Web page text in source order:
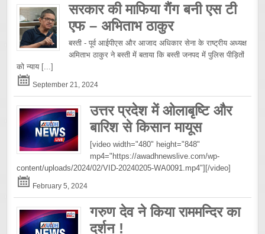
सरकार की माफिया गैंग बनी एस टी
एफ – अभिताभ ठाकुर
बस्ती - पूर्व आईपीएस और आजाद अधिकार सेना के राष्ट्रीय अध्यक्ष
अमिताभ ठाकुर ने बस्ती में बताया कि बस्ती जनपद में पुलिस पीड़ितों
को न्याय [...]
September 21, 2024
उत्तर प्रदेश में ओलाबृष्टि और
बारिश से किसान मायूस
[video width="480" height="848"
mp4="https://awadhnewslive.com/wp-
content/uploads/2024/02/VID-20240205-WA0091.mp4"][/video]
February 5, 2024
गरुण देव ने किया राममन्दिर का
दर्शन !